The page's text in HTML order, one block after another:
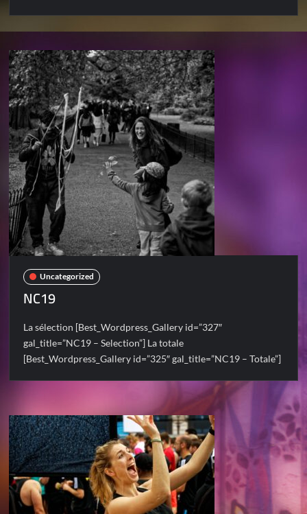
Uncategorized
NC19
La sélection [Best_Wordpress_Gallery id=”327″
gal_title=”NC19 – Selection”] La totale
[Best_Wordpress_Gallery id=”325″ gal_title=”NC19 – Totale”]